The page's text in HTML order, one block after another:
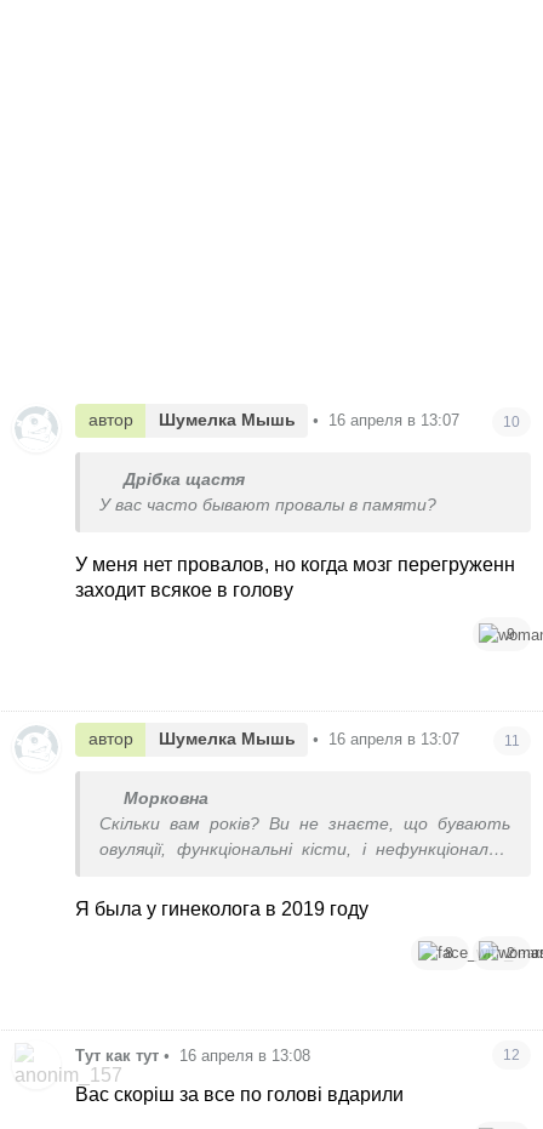
автор Шумелка Мышь • 16 апреля в 13:07 10
Дрібка щастя
У вас часто бывают провалы в памяти?
У меня нет провалов, но когда мозг перегруженн
заходит всякое в голову
9
автор Шумелка Мышь • 16 апреля в 13:07 11
Морковна
Скільки вам років? Ви не знаєте, що бувають
овуляції, функціональні кісти, і нефункціональні
вигадуйте історій.
Я была у гинеколога в 2019 году
8 2
Тут как тут • 16 апреля в 13:08 12
Вас скоріш за все по голові вдарили